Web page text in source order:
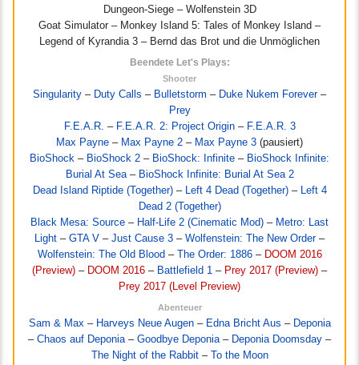
Dungeon-Siege – Wolfenstein 3D
Goat Simulator – Monkey Island 5: Tales of Monkey Island –
Legend of Kyrandia 3 – Bernd das Brot und die Unmöglichen
Beendete Let's Plays:
Shooter
Singularity – Duty Calls – Bulletstorm – Duke Nukem Forever–
Prey
F.E.A.R. – F.E.A.R. 2: Project Origin– F.E.A.R. 3
Max Payne – Max Payne 2 – Max Payne 3 (pausiert)
BioShock – BioShock 2 – BioShock: Infinite – BioShock Infinite:
Burial At Sea– BioShock Infinite: Burial At Sea 2
Dead Island Riptide (Together)– Left 4 Dead (Together)– Left 4
Dead 2 (Together)
Black Mesa: Source – Half-Life 2 (Cinematic Mod) – Metro: Last
Light – GTA V – Just Cause 3 – Wolfenstein: The New Order–
Wolfenstein: The Old Blood – The Order: 1886– DOOM 2016
(Preview) – DOOM 2016 – Battlefield 1 – Prey 2017 (Preview) –
Prey 2017 (Level Preview)
Abenteuer
Sam & Max– Harveys Neue Augen– Edna Bricht Aus – Deponia
– Chaos auf Deponia– Goodbye Deponia– Deponia Doomsday –
The Night of the Rabbit–
To the Moon